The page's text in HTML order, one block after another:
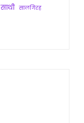
साथी सालगिरह